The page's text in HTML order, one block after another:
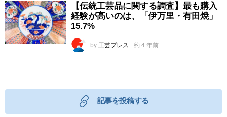
【伝統工芸品に関する調査】最も購入
経験が高いのは、「伊万里・有田焼」
15.7%
by 工芸プレス 約 4 年前
記事を投稿する